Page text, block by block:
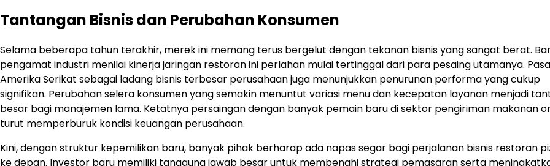
Tantangan Bisnis dan Perubahan Konsumen
Selama beberapa tahun terakhir, merek ini memang terus bergelut dengan tekanan bisnis yang sangat berat.
pengamat industri menilai kinerja jaringan restoran ini perlahan mulai tertinggal dari para pesaing utamanya.
Amerika Serikat sebagai ladang bisnis terbesar perusahaan juga menunjukkan penurunan performa yang cukup
signifikan. Perubahan selera konsumen yang semakin menuntut variasi menu dan kecepatan layanan menjadi
besar bagi manajemen lama. Ketatnya persaingan dengan banyak pemain baru di sektor pengiriman makanan
turut memperburuk kondisi keuangan perusahaan.
Kini, dengan struktur kepemilikan baru, banyak pihak berharap ada napas segar bagi perjalanan bisnis restoran
ke depan. Investor baru memiliki tanggung jawab besar untuk membenahi strategi pemasaran serta